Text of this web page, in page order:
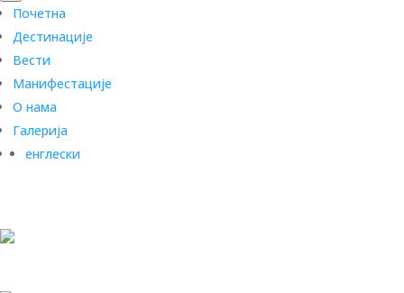
Почетна
Дестинације
Вести
Манифестације
О нама
Галерија
енглески